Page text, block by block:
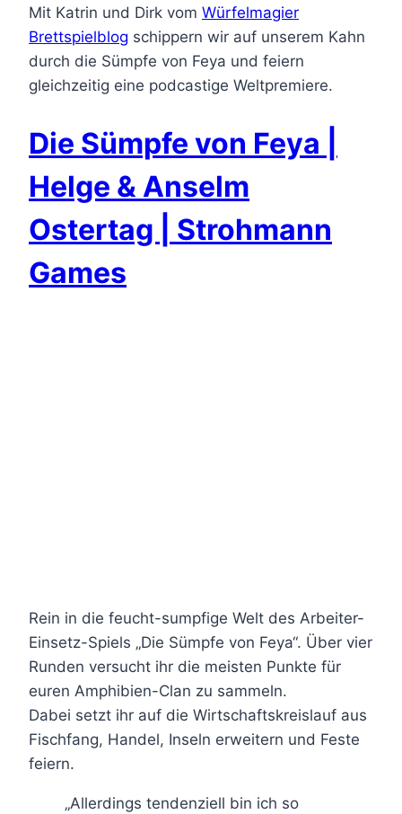
Mit Katrin und Dirk vom Würfelmagier
Brettspielblog schippern wir auf unserem Kahn
durch die Sümpfe von Feya und feiern
gleichzeitig eine podcastige Weltpremiere.
Die Sümpfe von Feya
Helge & Anselm
Ostertag
Strohmann
Games
Rein in die feucht-sumpfige Welt des Arbeiter-
Einsetz-Spiels „Die Sümpfe von Feya“. Über vier
Runden versucht ihr die meisten Punkte für
euren Amphibien-Clan zu sammeln.
Dabei setzt ihr auf die Wirtschaftskreislauf aus
Fischfang, Handel, Inseln erweitern und Feste
feiern.
„Allerdings tendenziell bin ich so